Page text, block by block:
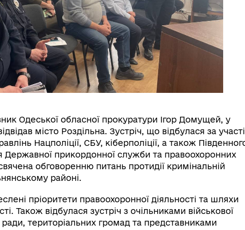
Гендерна рівність
Інформаційна безпека та
технічний захист інформації
Книга пам'яті
Україну
Одеської обласної прокуратури Ігор Домущей, у
місто Роздільна. Зустріч, що відбулася за участі
Нацполіції, СБУ, кіберполіції, а також
Державної прикордонної служби та правоохоронних
обговоренню питань протидії кримінальній
районі.
пріоритети правоохоронної діяльності та шляхи
Також відбулася зустріч з очільниками військової
ради, територіальних громад та представниками